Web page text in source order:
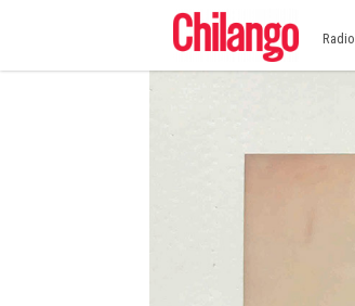
Radio